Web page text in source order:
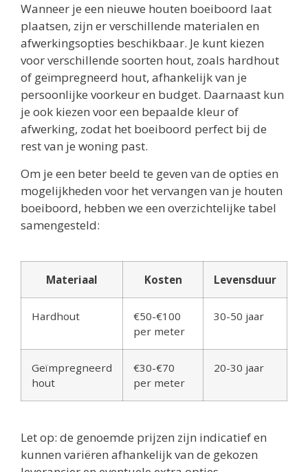
Wanneer je een nieuwe houten boeiboord laat
plaatsen, zijn er verschillende materialen en
afwerkingsopties beschikbaar. Je kunt kiezen
voor verschillende soorten hout, zoals hardhout
of geïmpregneerd hout, afhankelijk van je
persoonlijke voorkeur en budget. Daarnaast kun
je ook kiezen voor een bepaalde kleur of
afwerking, zodat het boeiboord perfect bij de
rest van je woning past.
Om je een beter beeld te geven van de opties en
mogelijkheden voor het vervangen van je houten
boeiboord, hebben we een overzichtelijke tabel
samengesteld:
Materiaal Kosten Levensduur
Hardhout
€50-€100
per meter
30-50 jaar
Geïmpregneerd
hout
€30-€70
per meter
20-30 jaar
Let op: de genoemde prijzen zijn indicatief en
kunnen variëren afhankelijk van de gekozen